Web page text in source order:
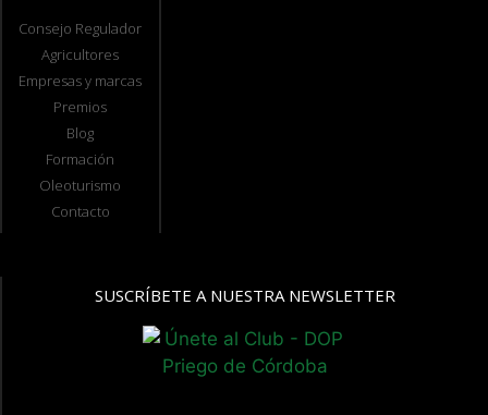
Consejo Regulador
Agricultores
Empresas y marcas
Premios
Blog
Formación
Oleoturismo
Contacto
SUSCRÍBETE A NUESTRA NEWSLETTER